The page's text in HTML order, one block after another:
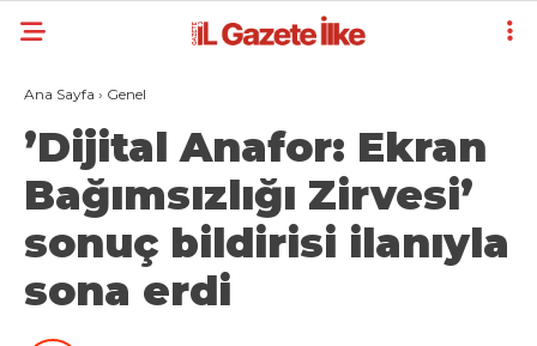
Ana Sayfa › Genel
’Dijital Anafor: Ekran
Bağımsızlığı Zirvesi’
sonuç bildirisi ilanıyla
sona erdi